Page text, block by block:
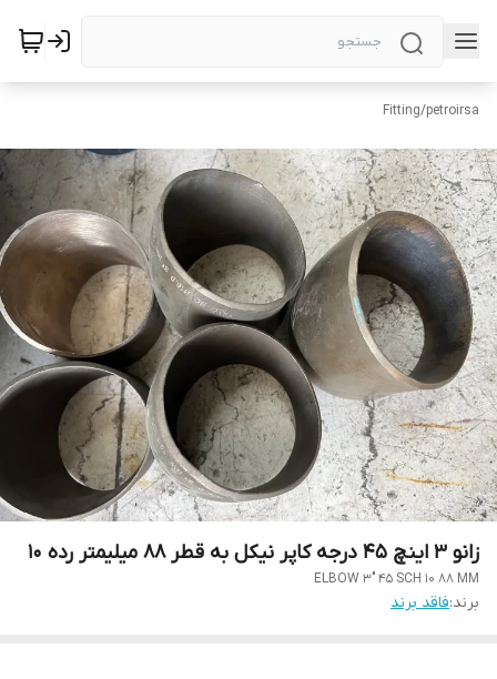
petroirsa
/
Fitting
زانو 3 اینچ 45 درجه کاپر نیکل به قطر 88 میلیمتر رده 10
ELBOW 3" 45 SCH 10 88 MM
برند:فاقد برند